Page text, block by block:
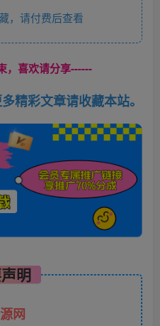
，请付费后查看
，喜欢请分享------
精彩文章请收藏本站。
明
网